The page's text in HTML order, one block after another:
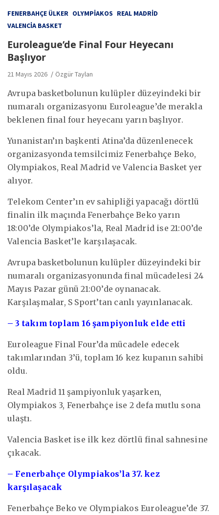
FENERBAHÇE ÜLKER OLYMPIAKOS REAL MADRID
VALENCIA BASKET
Euroleague’de Final Four Heyecanı
Başlıyor
21 Mayıs 2026 Özgür Taylan
Avrupa basketbolunun kulüpler düzeyindeki bir
numaralı organizasyonu Euroleague’de merakla
beklenen final four heyecanı yarın başlıyor.
Yunanistan’ın başkenti Atina’da düzenlenecek
organizasyonda temsilcimiz Fenerbahçe Beko,
Olympiakos, Real Madrid ve Valencia Basket yer
alıyor.
Telekom Center’ın ev sahipliği yapacağı dörtlü
finalin ilk maçında Fenerbahçe Beko yarın
18:00’de Olympiakos’la, Real Madrid ise 21:00’de
Valencia Basket’le karşılaşacak.
Avrupa basketbolunun kulüpler düzeyindeki bir
numaralı organizasyonunda final mücadelesi 24
Mayıs Pazar günü 21:00’de oynanacak.
Karşılaşmalar, S Sport’tan canlı yayınlanacak.
– 3 takım toplam 16 şampiyonluk elde etti
Euroleague Final Four’da mücadele edecek
takımlarından 3’ü, toplam 16 kez kupanın sahibi
oldu.
Real Madrid 11 şampiyonluk yaşarken,
Olympiakos 3, Fenerbahçe ise 2 defa mutlu sona
ulaştı.
Valencia Basket ise ilk kez dörtlü final sahnesine
çıkacak.
– Fenerbahçe Olympiakos’la 37. kez
karşılaşacak
Fenerbahçe Beko ve Olympiakos Euroleague’de 37.